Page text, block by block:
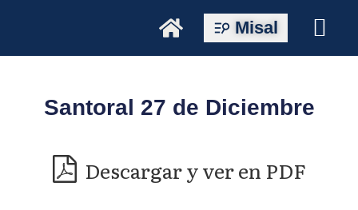
Misal
Santoral 27 de Diciembre
Descargar y ver en PDF